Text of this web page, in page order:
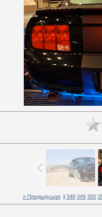
« Предыдущая 348 349 350